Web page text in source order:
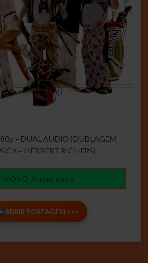
– DUAL AUDIO (DUBLAGEM
– HERBERT RICHERS)
NOVO Áudio novo
ABRIR POSTAGEM <<<